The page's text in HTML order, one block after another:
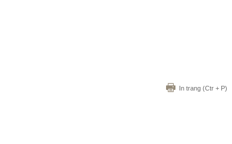
In trang (Ctr + P)